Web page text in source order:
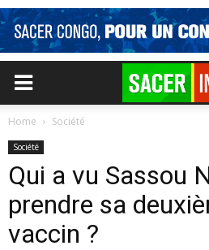
Home Société
Société
Qui a vu Sassou
prendre sa
vaccin ?